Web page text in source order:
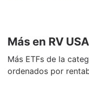
Más en RV
Más ETFs de la
ordenados por